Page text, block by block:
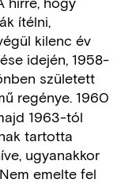
ítélni,
kilenc év
idején, 1958-
született
regénye. 1960
1963-tól
tartotta
ugyanakkor
emelte fel